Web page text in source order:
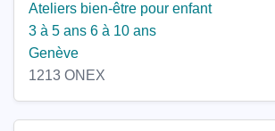
Ateliers bien-être pour enfant
3 à 5 ans 6 à 10 ans
Genève
1213 ONEX